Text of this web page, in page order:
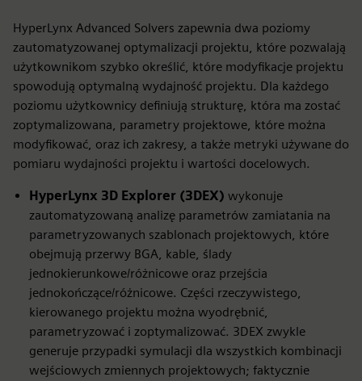
HyperLynx Advanced Solvers zapewnia dwa poziomy
zautomatyzowanej optymalizacji projektu, które pozwalają
użytkownikom szybko określić, które modyfikacje projektu
spowodują optymalną wydajność projektu. Dla każdego
poziomu użytkownicy definiują strukturę, która ma zostać
zoptymalizowana, parametry projektowe, które można
modyfikować, oraz ich zakresy, a także metryki używane do
pomiaru wydajności projektu i wartości docelowych.
HyperLynx 3D Explorer (3DEX) wykonuje
zautomatyzowaną analizę parametrów zamiatania na
parametryzowanych szablonach projektowych, które
obejmują przerwy BGA, kable, ślady
jednokierunkowe/różnicowe oraz przejścia
jednokończące/różnicowe. Części rzeczywistego,
kierowanego projektu można wyodrębnić,
parametryzować i zoptymalizować. 3DEX zwykle
generuje przypadki symulacji dla wszystkich kombinacji
wejściowych zmiennych projektowych; faktycznie